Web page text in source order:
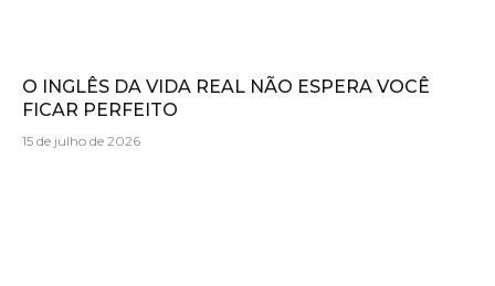
O INGLÊS DA VIDA REAL NÃO ESPERA VOCÊ
FICAR PERFEITO
15 de julho de 2026